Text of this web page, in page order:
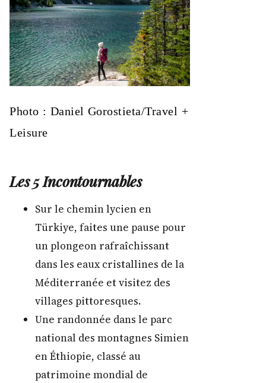
Photo : Daniel Gorostieta/Travel +
Leisure
Les 5 Incontournables
Sur le chemin lycien en
Türkiye, faites une pause pour
un plongeon rafraîchissant
dans les eaux cristallines de la
Méditerranée et visitez des
villages pittoresques.
Une randonnée dans le parc
national des montagnes Simien
en Éthiopie, classé au
patrimoine mondial de